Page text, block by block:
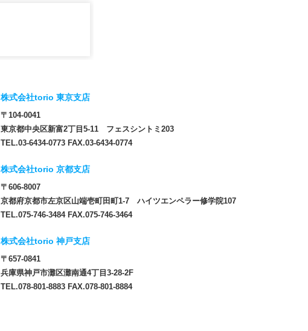
株式会社torio 東京支店
〒104-0041
東京都中央区新富2丁目5-11 フェスシントミ203
TEL.03-6434-0773 FAX.03-6434-0774
株式会社torio 京都支店
〒606-8007
京都府京都市左京区山端壱町田町1-7 ハイツエンペラー修学院107
TEL.075-746-3484 FAX.075-746-3464
株式会社torio 神戸支店
〒657-0841
兵庫県神戸市灘区灘南通4丁目3-28-2F
TEL.078-801-8883 FAX.078-801-8884